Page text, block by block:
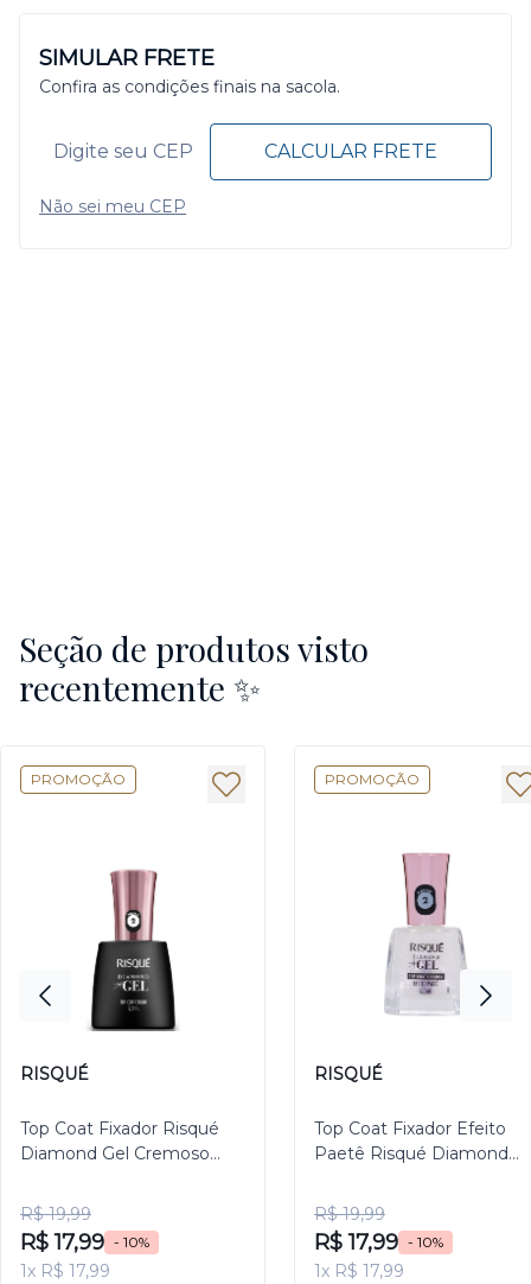
SIMULAR FRETE
Confira as condições finais na sacola.
CALCULAR FRETE
Não sei meu CEP
Seção de produtos visto
recentemente ✨
PROMOÇÃO
RISQUÉ
Top Coat Fixador Risqué
Diamond Gel Cremoso
R$ 19,99
R$ 17,99 - 10%
1x R$ 17,99
PROMOÇÃO
RISQUÉ
Top Coat Fixador Efeito
Paetê Risqué Diamond
R$ 19,99
R$ 17,99 - 10%
1x R$ 17,99